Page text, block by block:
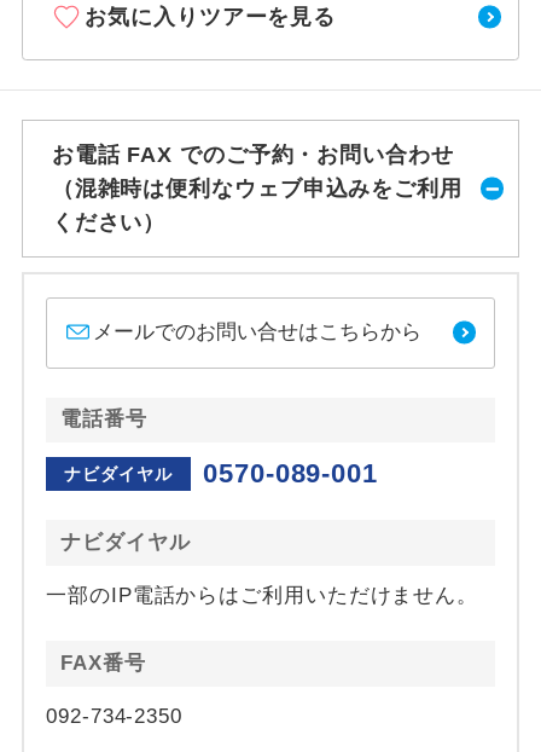
お気に入りツアーを見る
お電話 FAX でのご予約・お問い合わせ
（混雑時は便利なウェブ申込みをご利用
ください）
メールでのお問い合せはこちらから
電話番号
ナビダイヤル 0570-089-001
ナビダイヤル
一部のIP電話からはご利用いただけません。
FAX番号
092-734-2350